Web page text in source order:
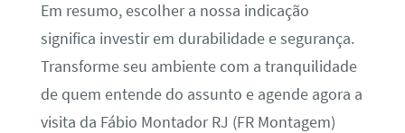
Em resumo, escolher a nossa indicação
significa investir em durabilidade e segurança.
Transforme seu ambiente com a tranquilidade
de quem entende do assunto e agende agora a
visita da Fábio Montador RJ (FR Montagem)